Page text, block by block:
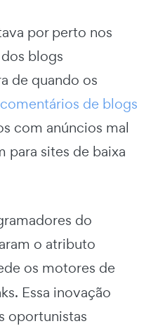
por perto nos
blogs
de quando os
comentários de blogs
com anúncios mal
para sites de baixa
do
o atributo
os motores de
Essa inovação
oportunistas